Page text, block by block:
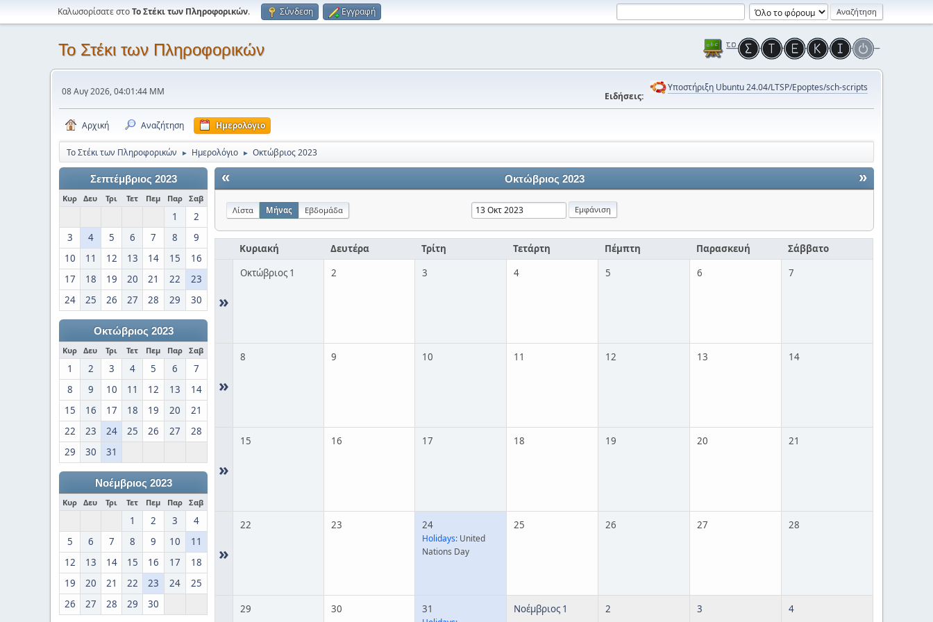
Καλωσορίσατε στοΤο Στέκι των Πληροφορικών. Σύνδεση Εγγραφή
Το Στέκι των Πληροφορικών
08 Αυγ 2026, 04:01:44 ΜΜ Ειδήσεις:
Υποστήριξη Ubuntu 24.04/LTSP/Epoptes/sch-scripts
Αρχική Αναζήτηση Ημερολόγιο
Το Στέκι των Πληροφορικών ► Ημερολόγιο ► Οκτώβριος 2023
Σεπτέμβριος 2023
Κυρ Δευ Τρι Τετ Πεμ Παρ Σαβ
1
2
3
4 5 6 7 8
9
10
11 12 13 14 15
16
17
18 19 20 21 22
23
24
25 26 27 28 29 30
Οκτώβριος 2023
Κυρ Δευ Τρι Τετ Πεμ Παρ Σαβ
1 2 3 4 5 6
7
8
9 10 11 12 13
14
15
16 17 18 19 20
21
22
23 24 25 26 27
28
29
30 31
Νοέμβριος 2023
Κυρ Δευ Τρι Τετ Πεμ Παρ Σαβ
1 2 3
4
5
6 7 8 9 10
11
12
13 14 15 16 17
18
19
20 21 22 23 24
25
26
27 28 29 30
« »
Οκτώβριος 2023
Λίστα Μήνας Εβδομάδα
Κυριακή Δευτέρα Τρίτη Τετάρτη Πέμπτη Παρασκευή Σάββατο
»
Οκτώβριος 1 2 3 4 5 6 7
»
8 9 10 11 12 13 14
»
15 16 17 18 19 20 21
»
22 23 24
Holidays: United
Nations Day
25 26 27 28
29 30 31 Νοέμβριος 1 2 3 4